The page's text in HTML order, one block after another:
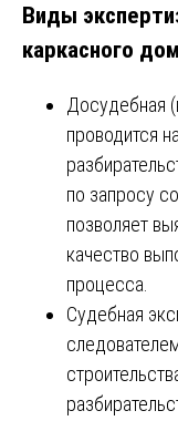
Виды
каркасного
Досудебная
проводится
по запросу
позволяет
качество
процесса.
Судебная